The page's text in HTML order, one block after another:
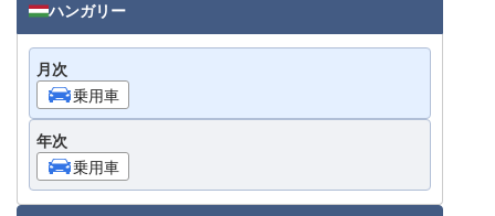
ハンガリー
月次
乗用車
年次
乗用車